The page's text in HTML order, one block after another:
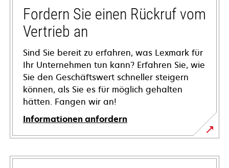
Fordern Sie einen Rückruf vom
Vertrieb an
Sind Sie bereit zu erfahren, was Lexmark für
Ihr Unternehmen tun kann? Erfahren Sie, wie
Sie den Geschäftswert schneller steigern
können, als Sie es für möglich gehalten
hätten. Fangen wir an!
Informationen anfordern